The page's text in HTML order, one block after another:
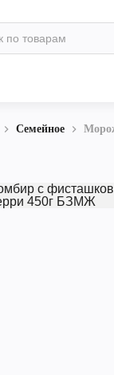
Семейное